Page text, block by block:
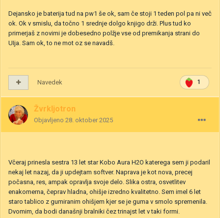
Dejansko je baterija tud na pw1 še ok, sam če stoji 1 teden pol pa ni več
ok. Ok v smislu, da točno 1 srednje dolgo knjigo drži. Plus tud ko
primerjaš z novimi je dobesedno polžje vse od premikanja strani do
UIja. Sam ok, to ne mot oz se navadš.
1
Navedek
Žvrkljotron
Objavljeno 28. oktober 2025
Včeraj prinesla sestra 13 let star Kobo Aura H2O katerega sem ji podaril
nekaj let nazaj, da ji updejtam softver. Naprava je kot nova, precej
počasna, res, ampak opravlja svoje delo. Slika ostra, osvetlitev
enakomerna, čeprav hladna, ohišje izredno kvalitetno. Sem imel 6 let
staro tablico z gumiranim ohišjem kjer se je guma v smolo spremenila.
Dvomim, da bodi današnji bralniki čez trinajst let v taki formi.